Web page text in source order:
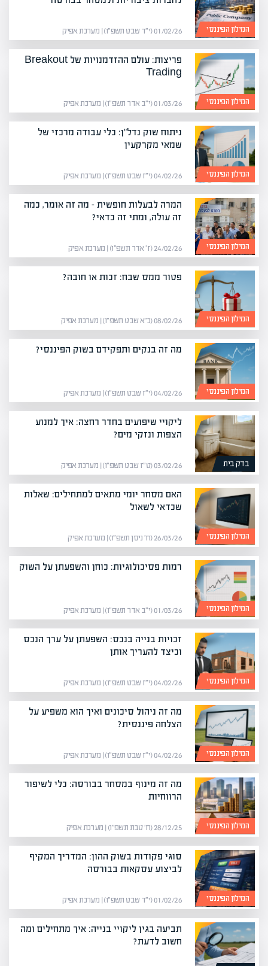
המילון הפיננסי 01/02/26 (י״ד שבט תשפ״ו) | מערכת אפיק
המילון הפיננסי
פריצות: עולם ההזדמנויות של Breakout
Trading
01/03/26 (י״ב אדר תשפ״ו) | מערכת אפיק
המילון הפיננסי
ניתוח שוק נדל"ן: כלי עבודה מרכזי של
שמאי מקרקעין
04/02/26 (י״ז שבט תשפ״ו) | מערכת אפיק
המילון הפיננסי
המרה לבעלות חופשית – מה זה אומר, כמה
זה עולה, ומתי זה כדאי?
24/02/26 (ז׳ אדר תשפ״ו) | מערכת אפיק
המילון הפיננסי
פטור ממס שבח: זכות או חובה?
08/02/26 (כ״א שבט תשפ״ו) | מערכת אפיק
המילון הפיננסי
מה זה בנקים ותפקידם בשוק הפיננסי?
04/02/26 (י״ז שבט תשפ״ו) | מערכת אפיק
בדק בית
ליקויי שיפועים בחדר רחצה: איך למנוע
הצפות ונזקי מים?
03/02/26 (ט״ז שבט תשפ״ו) | מערכת אפיק
המילון הפיננסי
האם מסחר יומי מתאים למתחילים: שאלות
שכדאי לשאול
26/03/26 (ח׳ ניסן תשפ״ו) | מערכת אפיק
המילון הפיננסי
רמות פסיכולוגיות: כוחן והשפעתן על השוק
01/03/26 (י״ב אדר תשפ״ו) | מערכת אפיק
המילון הפיננסי
זכויות בנייה בנכס: השפעתן על ערך הנכס
וכיצד להעריך אותן
04/02/26 (י״ז שבט תשפ״ו) | מערכת אפיק
המילון הפיננסי
מה זה ניהול סיכונים ואיך הוא משפיע על
הצלחה פיננסית?
04/02/26 (י״ז שבט תשפ״ו) | מערכת אפיק
המילון הפיננסי
מה זה מינוף במסחר בבורסה: כלי לשיפור
הרווחיות
28/12/25 (ח׳ טבת תשפ״ו) | מערכת אפיק
המילון הפיננסי
סוגי פקודות בשוק ההון: המדריך המקיף
לביצוע עסקאות בבורסה
01/02/26 (י״ד שבט תשפ״ו) | מערכת אפיק
תביעה בגין ליקויי בנייה: איך מתחילים ומה
חשוב לדעת?